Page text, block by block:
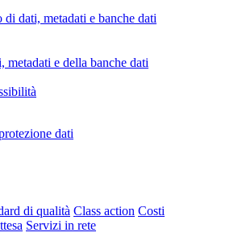
dati, metadati e banche dati
metadati e della banche dati
dati
di qualità Class action Costi
Servizi in rete